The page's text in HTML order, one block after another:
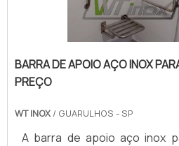
BARRA DE APOIO AÇO INOX
PREÇO
WT INOX / GUARULHOS - SP
A barra de apoio aço inox